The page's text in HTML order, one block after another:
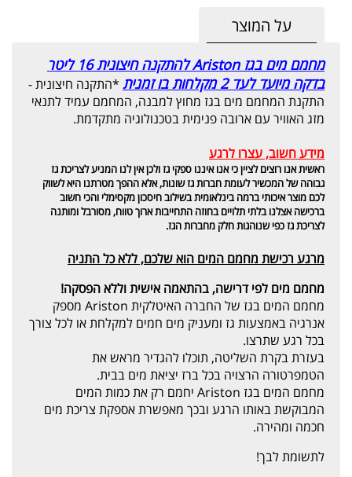
על המוצר
מחמם מים בגז Ariston להתקנה חיצונית 16 ליטר
בדקה מיועד לעד 2 מקלחות בו זמנית
*התקנה חיצונית -
התקנת המחמם מים בגז מחוץ למבנה, המחמם עמיד לתנאי
מזג האוויר עם ארובה פנימית בטכנולוגיה מתקדמת.
מידע חשוב, עצרו לרגע
ראשית אנו רוצים לציין כי אנו איננו ספקי גז ולכן אין לנו המניע לצריכת גז
גבוהה של המכשיר לעומת חברות גז שונות, אלא ההפך מטרתנו היא לשווק
לכם מוצר איכותי ברמה בינלאומית בשילוב חיסכון מקסימלי והכי חשוב
ברכישה אצלנו בלתי תלויים בחוזה התחייבות ארוך טווח, מסורבל ומותנה
לצריכת גז כפי שנוהגות חלק מחברות הגז.
מרגע רכישת מחמם המים הוא שלכם, ללא כל התניה
מחמם מים לפי דרישה, בהתאמה אישית וללא הפסקה!
מחמם המים בגז של החברה האיטלקית Ariston מספק
אנרגיה באמצעות גז ומעניק מים חמים למקלחת או לכל צורך
בכל רגע שתרצו.
בעזרת בקרת השליטה, תוכלו להגדיר מראש את
הטמפרטורה הרצויה בכל ברז יציאת מים בבית.
מחמם המים בגז Ariston יחמם רק את כמות המים
המבוקשת באותו הרגע ובכך מאפשרת אספקת צריכת מים
חכמה ומהירה.
לתשומת לבך!